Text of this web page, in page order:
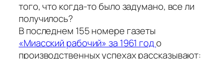
того, что когда-то было задумано, все ли
получилось?
В последнем 155 номере газеты
«Миасский рабочий» за 1961 годо
производственных успехах рассказывают: